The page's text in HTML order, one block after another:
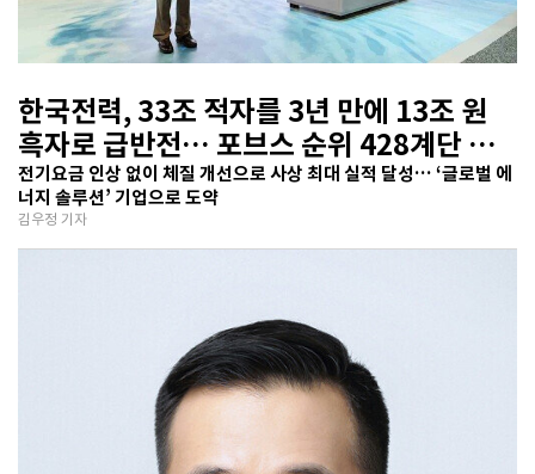
한국전력, 33조 적자를 3년 만에 13조 원
흑자로 급반전… 포브스 순위 428계단 껑
충
전기요금 인상 없이 체질 개선으로 사상 최대 실적 달성… ‘글로벌 에
너지 솔루션’ 기업으로 도약
김우정 기자